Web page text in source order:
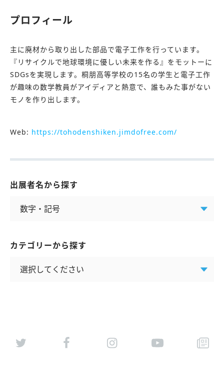
プロフィール
主に廃材から取り出した部品で電子工作を行っています。
『リサイクルで地球環境に優しい未来を作る』をモットーに
SDGsを実現します。桐朋高等学校の15名の学生と電子工作
が趣味の数学教員がアイディアと熱意で、誰もみた事がない
モノを作り出します。
Web: https://tohodenshiken.jimdofree.com/
出展者名から探す
カテゴリーから探す